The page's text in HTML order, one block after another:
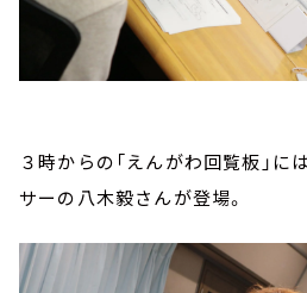
３時からの「えんがわ回覧板」に
サーの八木毅さんが登場。